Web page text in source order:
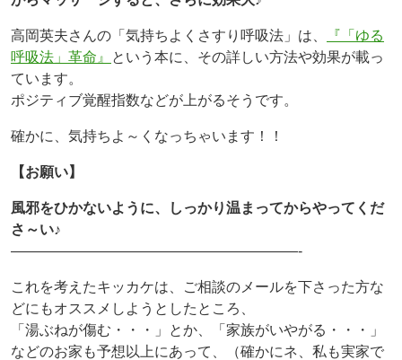
高岡英夫さんの「気持ちよくさすり呼吸法」は、
『「ゆる
呼吸法」革命』
という本に、その詳しい方法や効果が載っ
ています。
ポジティブ覚醒指数などが上がるそうです。
確かに、気持ちよ～くなっちゃいます！！
【お願い】
風邪をひかないように、しっかり温まってからやってくだ
さ～い♪
————————————————————-
これを考えたキッカケは、ご相談のメールを下さった方な
どにもオススメしようとしたところ、
「湯ぶねが傷む・・・」とか、「家族がいやがる・・・」
などのお家も予想以上にあって、（確かにネ、私も実家で